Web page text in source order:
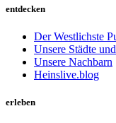
entdecken
Der Westlichste
Unsere Städte
Unsere Nachbarn
Heinslive.blog
erleben